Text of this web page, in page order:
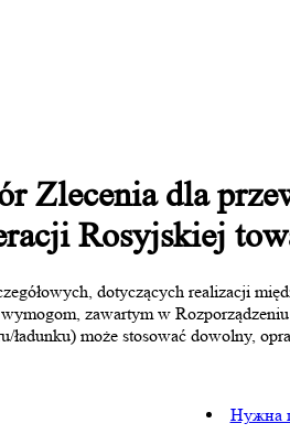
Zlecenia dla
Rosyjskiej
dotyczących realizacji
zawartym w
może stosować dowolny,
Нужна